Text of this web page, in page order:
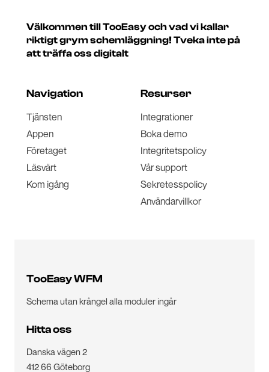
Välkommen till TooEasy och vad vi kallar
riktigt grym schemläggning! Tveka inte på
att träffa oss digitalt
Navigation
Tjänsten
Appen
Företaget
Läsvärt
Kom igång
Resurser
Integrationer
Boka demo
Integritetspolicy
Vår support
Sekretesspolicy
Användarvillkor
TooEasy WFM
Schema utan krångel alla moduler ingår
Hitta oss
Danska vägen 2
412 66 Göteborg